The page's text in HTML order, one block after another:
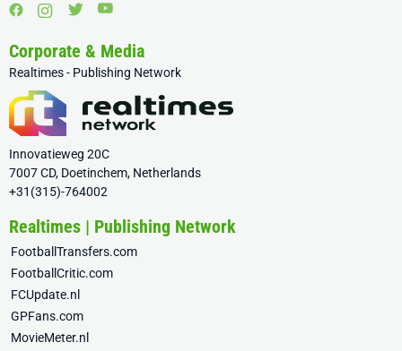
Corporate & Media
Realtimes - Publishing Network
Innovatieweg 20C
7007 CD, Doetinchem, Netherlands
+31(315)-764002
Realtimes | Publishing Network
FootballTransfers.com
FootballCritic.com
FCUpdate.nl
GPFans.com
MovieMeter.nl